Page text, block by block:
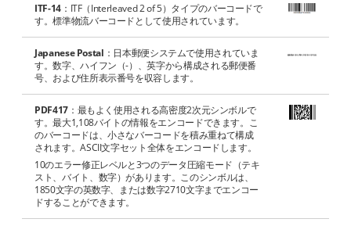
ITF-14：ITF（Interleaved 2 of 5）タイプのバーコードで
す。標準物流バーコードとして使用されています。
Japanese Postal ：日本郵便システムで使用されていま
す。数字、ハイフン（-）、英字から構成される郵便番
号、および住所表示番号を収容します。
PDF417：最もよく使用される高密度2次元シンボルで
す。最大1,108バイトの情報をエンコードできます。こ
のバーコードは、小さなバーコードを積み重ねて構成
されます。ASCII文字セット全体をエンコードします。
10のエラー修正レベルと3つのデータ圧縮モード（テキ
スト、バイト、数字）があります。このシンボルは、
1850文字の英数字、または数字2710文字までエンコー
ドすることができます。